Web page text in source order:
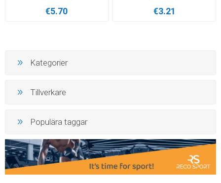
€5.70 €3.21
Kategorier
Tillverkare
Populära taggar